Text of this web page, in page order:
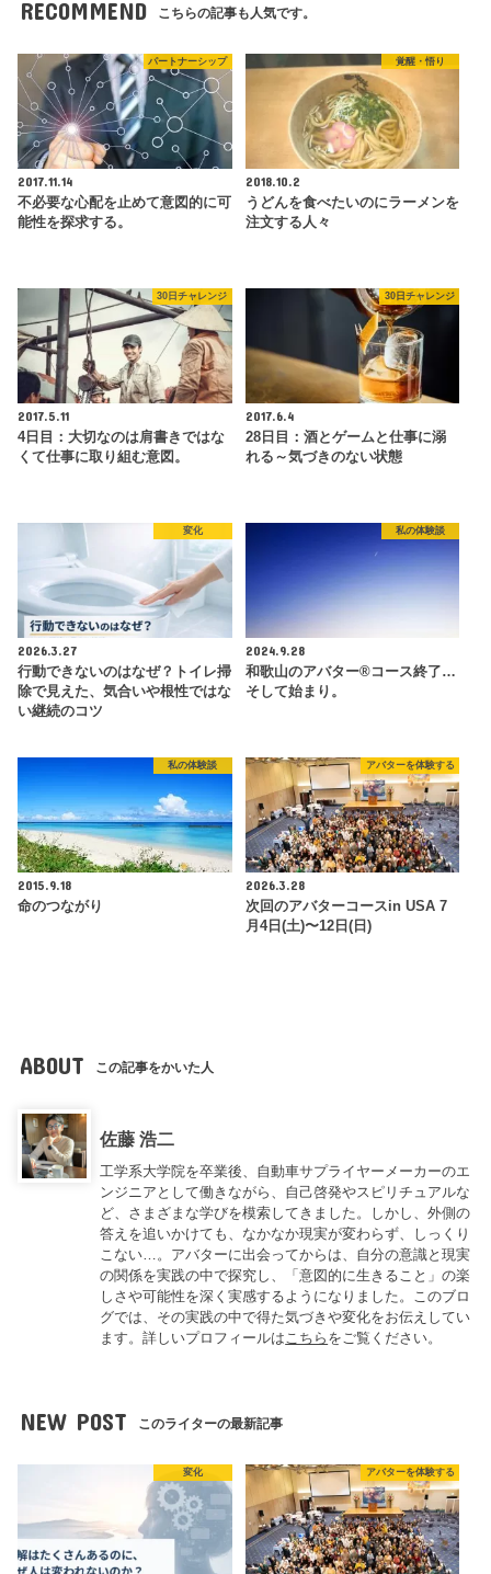
RECOMMEND こちらの記事も人気です。
パートナーシップ
2017.11.14
不必要な心配を止めて意図的に可
能性を探求する。
覚醒・悟り
2018.10.2
うどんを食べたいのにラーメンを
注文する人々
30日チャレンジ
2017.5.11
4日目：大切なのは肩書きではな
くて仕事に取り組む意図。
30日チャレンジ
2017.6.4
28日目：酒とゲームと仕事に溺
れる～気づきのない状態
変化
2026.3.27
行動できないのはなぜ？トイレ掃
除で見えた、気合いや根性ではな
い継続のコツ
私の体験談
2024.9.28
和歌山のアバター®コース終了…
そして始まり。
私の体験談
2015.9.18
命のつながり
アバターを体験する
2026.3.28
次回のアバターコースin USA 7
月4日(土)〜12日(日)
ABOUT この記事をかいた人
佐藤 浩二
工学系大学院を卒業後、自動車サプライヤーメーカーのエ
ンジニアとして働きながら、自己啓発やスピリチュアルな
ど、さまざまな学びを模索してきました。しかし、外側の
答えを追いかけても、なかなか現実が変わらず、しっくり
こない…。アバターに出会ってからは、自分の意識と現実
の関係を実践の中で探究し、「意図的に生きること」の楽
しさや可能性を深く実感するようになりました。このブロ
グでは、その実践の中で得た気づきや変化をお伝えしてい
ます。詳しいプロフィールはこちら をご覧ください。
NEW POST このライターの最新記事
変化 アバターを体験する